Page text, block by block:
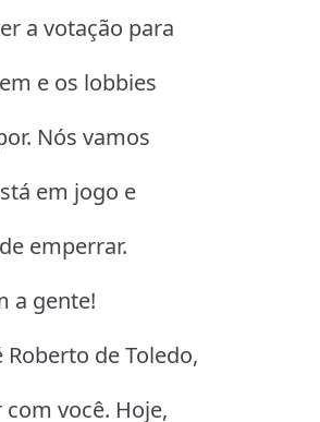
a votação para
e os lobbies
Nós vamos
em jogo e
emperrar.
a gente!
Roberto de Toledo,
você. Hoje,